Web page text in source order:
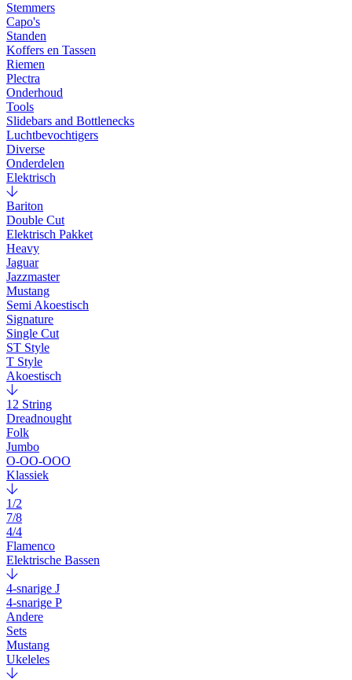
Stemmers
Capo's
Standen
Koffers en Tassen
Riemen
Plectra
Onderhoud
Tools
Slidebars and Bottlenecks
Luchtbevochtigers
Diverse
Onderdelen
Elektrisch
Bariton
Double Cut
Elektrisch Pakket
Heavy
Jaguar
Jazzmaster
Mustang
Semi Akoestisch
Signature
Single Cut
ST Style
T Style
Akoestisch
12 String
Dreadnought
Folk
Jumbo
O-OO-OOO
Klassiek
1/2
7/8
4/4
Flamenco
Elektrische Bassen
4-snarige J
4-snarige P
Andere
Sets
Mustang
Ukeleles